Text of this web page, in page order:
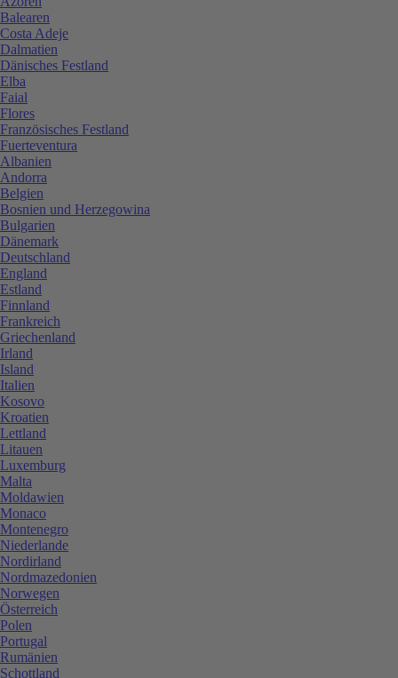
Balearen
Costa Adeje
Dalmatien
Dänisches Festland
Elba
Faial
Flores
Französisches Festland
Fuerteventura
Albanien
Andorra
Belgien
Bosnien und Herzegowina
Bulgarien
Dänemark
Deutschland
England
Estland
Finnland
Frankreich
Griechenland
Irland
Island
Italien
Kosovo
Kroatien
Lettland
Litauen
Luxemburg
Malta
Moldawien
Monaco
Montenegro
Niederlande
Nordirland
Nordmazedonien
Norwegen
Österreich
Polen
Portugal
Rumänien
Schottland